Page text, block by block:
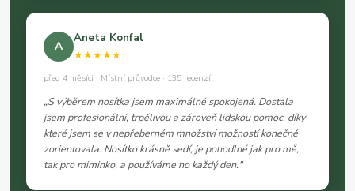
A
Aneta Konfal
★★★★★
před 4 měsíci · Místní průvodce · 135 recenzí
„S výběrem nosítka jsem maximálně spokojená. Dostala
jsem profesionální, trpělivou a zároveň lidskou pomoc, díky
které jsem se v nepřeberném množství možností konečně
zorientovala. Nosítko krásně sedí, je pohodlné jak pro mě,
tak pro miminko, a používáme ho každý den."